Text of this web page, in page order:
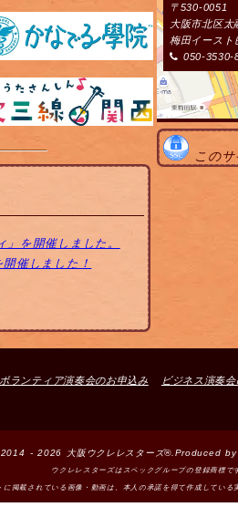
を開催しました。
催しました！
〒530-0051
大阪市北区太
梅田イースト
050-3530-
この
ボランティア演奏会のお申込み
ビジネス演奏
- 2026 大阪ウクレレスターズ®.Produced by
ウクレレスターズはスペックグループの登録商標で
に掲載されている画像・動画は、本人の承諾を得て作成している